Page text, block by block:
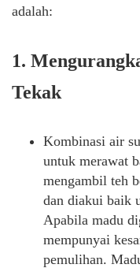
adalah:
1.
Tekak
Kombinasi air
untuk merawat
mengambil teh
dan diakui baik
Apabila madu
mempunyai
pemulihan.